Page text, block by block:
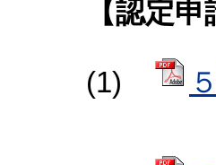
【認定申
(1)